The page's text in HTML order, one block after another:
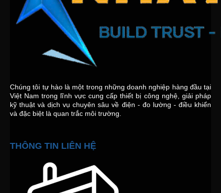
Chúng tôi tự hào là một trong những doanh nghiệp hàng đầu tại
Việt Nam trong lĩnh vực cung cấp thiết bị công nghệ, giải pháp
kỹ thuật và dịch vụ chuyên sâu về điện - đo lường - điều khiển
và đặc biệt là quan trắc môi trường.
THÔNG TIN LIÊN HỆ